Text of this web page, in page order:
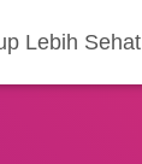
Lebih Sehat